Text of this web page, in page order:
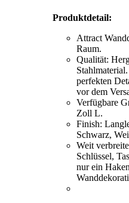
Produktdetail:
Attract
Raum.
Qualität:
perfekten
vor dem
Verfügbare
Zoll L.
Finish:
Schwarz,
Weit
Schlüssel,
nur ein